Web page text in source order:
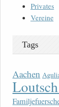
Privates
Vereine
Tags
Aachen